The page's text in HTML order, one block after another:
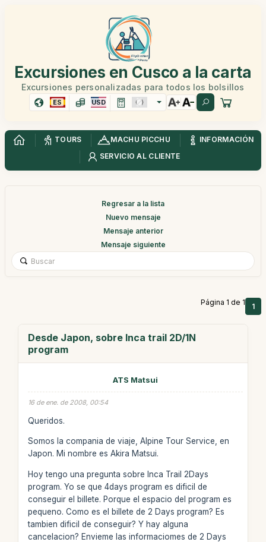
Excursiones en Cusco a la carta
Excursiones personalizadas para todos los bolsillos
ES USD
TOURS MACHU PICCHU
INFORMACIÓN
SERVICIO AL CLIENTE
Regresar a la lista
Nuevo mensaje
Mensaje anterior
Mensaje siguiente
Página 1 de 1 1
Desde Japon, sobre Inca trail 2D/1N
program
ATS Matsui
16 de ene. de 2008, 00:54
Queridos.
Somos la compania de viaje, Alpine Tour Service, en
Japon. Mi nombre es Akira Matsui.
Hoy tengo una pregunta sobre Inca Trail 2Days
program. Yo se que 4days program es dificil de
conseguir el billete. Porque el espacio del program es
pequeno. Como es el billete de 2 Days program? Es
tambien dificil de conseguir? Y hay alguna
cancelacion? Envieme las informaciomes de 2 Days